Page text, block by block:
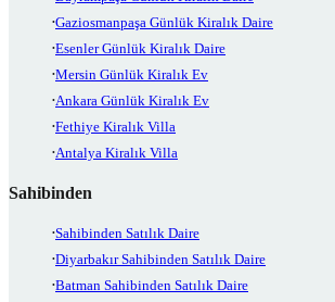
Gaziosmanpaşa Günlük Kiralık Daire
Esenler Günlük Kiralık Daire
Mersin Günlük Kiralık Ev
Ankara Günlük Kiralık Ev
Fethiye Kiralık Villa
Antalya Kiralık Villa
Sahibinden
Sahibinden Satılık Daire
Diyarbakır Sahibinden Satılık Daire
Batman Sahibinden Satılık Daire